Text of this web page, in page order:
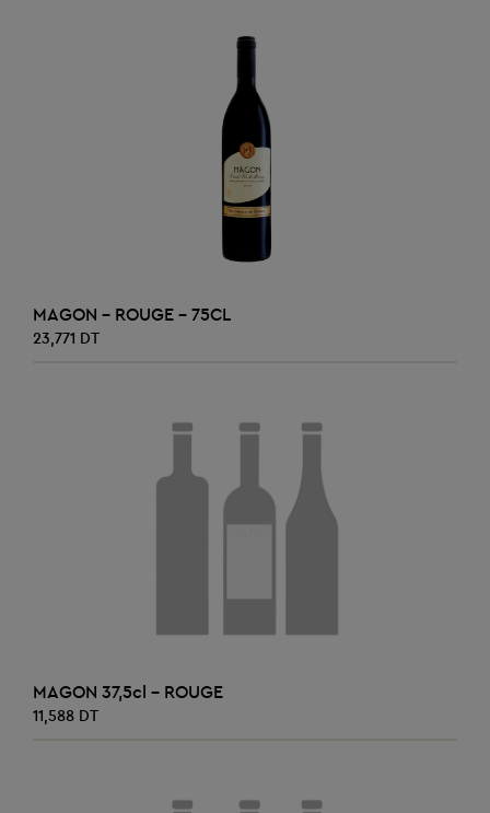
AJOUTER AU PANIER
MAGON - ROUGE - 75CL
23,771 DT
AJOUTER AU PANIER
MAGON 37,5cl - ROUGE
11,588 DT